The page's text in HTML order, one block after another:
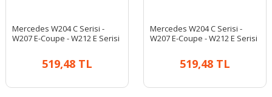
Mercedes W204 C Serisi -
W207 E-Coupe - W212 E Serisi
519,48 TL
Mercedes W204 C Serisi -
W207 E-Coupe - W212 E Serisi
519,48 TL